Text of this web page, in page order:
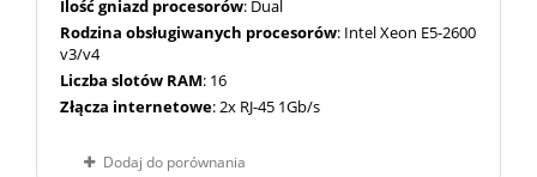
Ilość gniazd procesorów: Dual
Rodzina obsługiwanych procesorów: Intel Xeon E5-2600
v3/v4
Liczba slotów RAM: 16
Złącza internetowe: 2x RJ-45 1Gb/s
Dodaj do porównania